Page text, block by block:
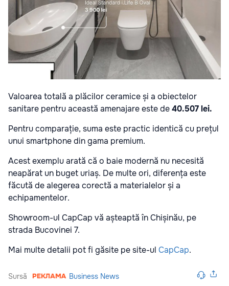
Valoarea totală a plăcilor ceramice și a obiectelor
sanitare pentru această amenajare este de40.507 lei.
Pentru comparație, suma este practic identică cu prețul
unui smartphone din gama premium.
Acest exemplu arată că o baie modernă nu necesită
neapărat un buget uriaș. De multe ori, diferența este
făcută de alegerea corectă a materialelor și a
echipamentelor.
Showroom-ul CapCap vă așteaptă în Chișinău, pe
strada Bucovinei 7.
Mai multe detalii pot fi găsite pe site-ul CapCap.
Sursă Business News